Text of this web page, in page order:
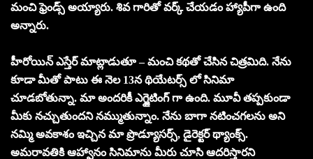
మంచి ఫ్రెండ్స్ అయ్యారు. శివ గారితో వర్క్ చేయడం హ్యాపీగా ఉంది
అన్నారు.
హీరోయిన్ ఎస్తేర్ మాట్లాడుతూ – మంచి కథతో చేసిన చిత్రమిది. నేను
కూడా మీతో పాటు ఈ నెల 13న థియేటర్స్ లో సినిమా
చూడబోతున్నా. మా అందరికీ ఎగ్జైటింగ్ గా ఉంది. మూవీ తప్పకుండా
మీకు నచ్చుతుందని నమ్ముతున్నాం. నేను బాగా నటించగలను అని
నమ్మి అవకాశం ఇచ్చిన మా ప్రొడ్యూసర్స్, డైరెక్టర్ థ్యాంక్స్.
అమరావతికి ఆహ్వానం సినిమాను మీరు చూసి ఆదరిస్తారని